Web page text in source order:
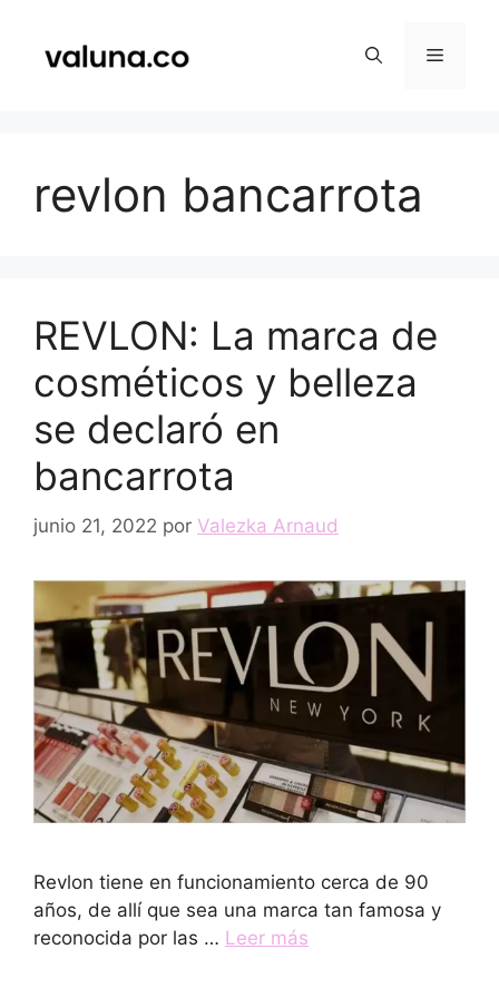
contenido
Menú
revlon bancarrota
REVLON: La marca de
cosméticos y belleza
se declaró en
bancarrota
junio 21, 2022 por Valezka Arnaud
Revlon tiene en funcionamiento cerca de 90
años, de allí que sea una marca tan famosa y
reconocida por las … Leer más